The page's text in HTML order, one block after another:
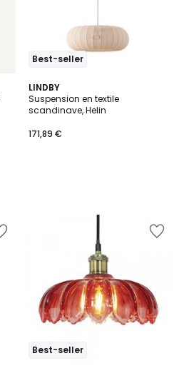
Best-seller
LINDBY
Suspension en textile
scandinave, Helin
171,89 €
Best-seller